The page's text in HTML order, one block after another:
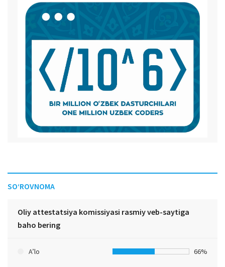
SO‘ROVNOMA
Oliy attestatsiya komissiyasi rasmiy veb-saytiga
baho bering
A’lo 66%